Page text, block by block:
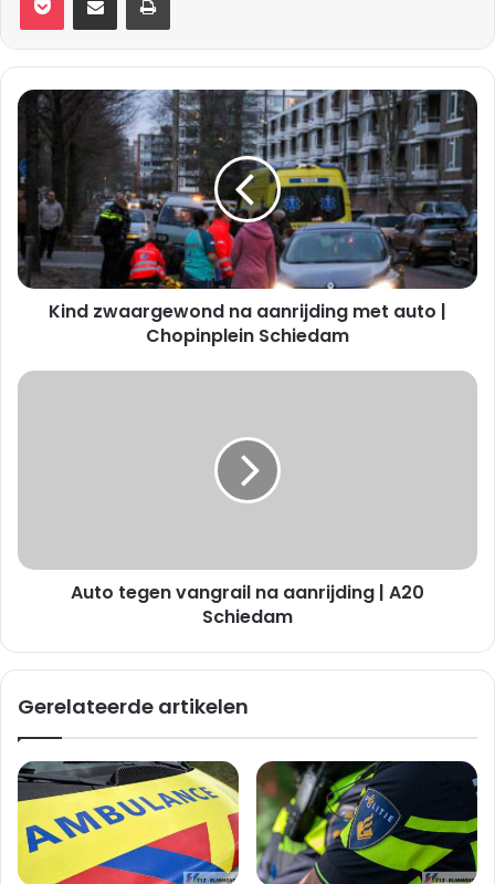
Kind
zwaargewond
aanrijding
met
auto
|
Chopinplein
Schiedam
Kind zwaargewond na aanrijding met auto |
Chopinplein Schiedam
Auto
Auto tegen vangrail na aanrijding | A20
Schiedam
Gerelateerde artikelen